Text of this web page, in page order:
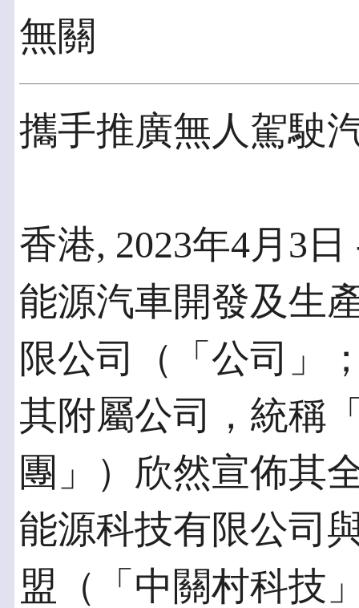
無關
攜手推廣無人駕駛
香港, 2023年4月3
能源汽車開發及生
限公司（「公司」
其附屬公司，統稱
團」）欣然宣佈其
能源科技有限公司
盟（「中關村科技